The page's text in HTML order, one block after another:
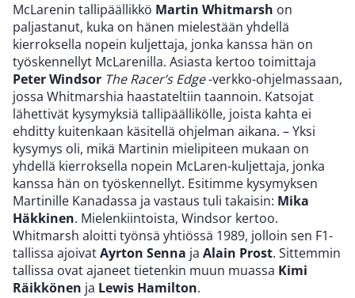
McLarenin tallipäällikkö Martin Whitmarsh on
paljastanut, kuka on hänen mielestään yhdellä
kierroksella nopein kuljettaja, jonka kanssa hän on
työskennellyt McLarenilla. Asiasta kertoo toimittaja
Peter Windsor The Racer’s Edge-verkko-ohjelmassaan,
jossa Whitmarshia haastateltiin taannoin. Katsojat
lähettivät kysymyksiä tallipäällikölle, joista kahta ei
ehditty kuitenkaan käsitellä ohjelman aikana. – Yksi
kysymys oli, mikä Martinin mielipiteen mukaan on
yhdellä kierroksella nopein McLaren-kuljettaja, jonka
kanssa hän on työskennellyt. Esitimme kysymyksen
Martinille Kanadassa ja vastaus tuli takaisin: Mika
Häkkinen. Mielenkiintoista, Windsor kertoo.
Whitmarsh aloitti työnsä yhtiössä 1989, jolloin sen F1-
tallissa ajoivatAyrton Senna ja Alain Prost. Sittemmin
tallissa ovat ajaneet tietenkin muun muassa Kimi
Räikkönen ja Lewis Hamilton.